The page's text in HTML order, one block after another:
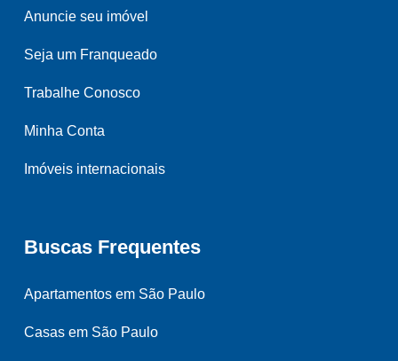
Anuncie seu imóvel
Seja um Franqueado
Trabalhe Conosco
Minha Conta
Imóveis internacionais
Buscas Frequentes
Apartamentos em São Paulo
Casas em São Paulo